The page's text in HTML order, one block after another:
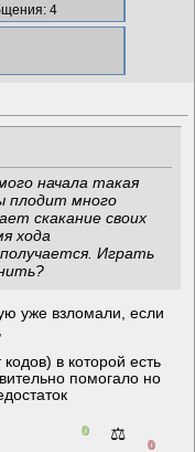
4
начала такая
плодит много
скакание своих
хода
Играть
уже взломали, если
в которой есть
помогало но
0 ⚖️
0